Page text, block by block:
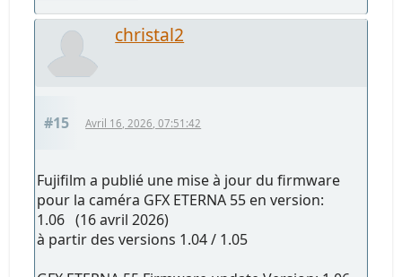
christal2
#15 Avril 16, 2026, 07:51:42
Fujifilm a publié une mise à jour du firmware
pour la caméra GFX ETERNA 55 en version:
1.06 (16 avril 2026)
à partir des versions 1.04 / 1.05